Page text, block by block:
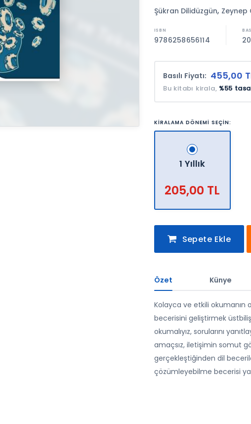
Şükran Dilidüzgün, Zeynep
9786258656114
Basılı Fiyatı: 455,00
Bu kitabı kirala, %55
KİRALAMA DÖNEMİ SEÇİN:
1 Yıllık
205,00 TL
Sepete Ekle
Özet Künye
Kolayca ve etkili okumanın
becerisini geliştirmek
okumalıyız, sorularını
amaçsız, iletişimin somut
gerçekleştiğinden dil
çözümleyebilme becerisi